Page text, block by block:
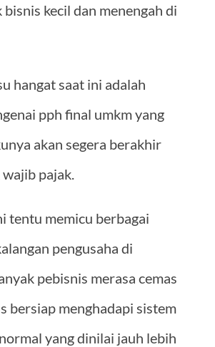
kecil dan menengah di
hangat saat ini adalah
pph final umkm yang
akan segera berakhir
pajak.
tentu memicu berbagai
pengusaha di
pebisnis merasa cemas
bersiap menghadapi sistem
yang dinilai jauh lebih